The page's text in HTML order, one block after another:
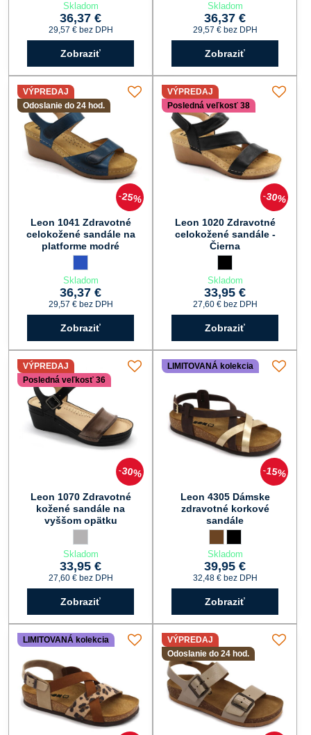
Skladom
36,37 €
29,57 € bez DPH
Zobraziť
Skladom
36,37 €
29,57 € bez DPH
Zobraziť
25%
VÝPREDAJ
Odoslanie do 24 hod.
Leon 1041 Zdravotné
celokožené sandále na
platforme modré
Skladom
36,37 €
29,57 € bez DPH
Zobraziť
30%
VÝPREDAJ
Posledná veľkosť 38
Leon 1020 Zdravotné
celokožené sandále -
Čierna
Skladom
33,95 €
27,60 € bez DPH
Zobraziť
30%
VÝPREDAJ
Posledná veľkosť 36
Leon 1070 Zdravotné
kožené sandále na
vyššom opätku
Skladom
33,95 €
27,60 € bez DPH
Zobraziť
15%
LIMITOVANÁ kolekcia
Leon 4305 Dámske
zdravotné korkové
sandále
Skladom
39,95 €
32,48 € bez DPH
Zobraziť
LIMITOVANÁ kolekcia
VÝPREDAJ
Odoslanie do 24 hod.